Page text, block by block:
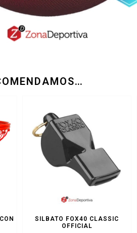
SILBATO FOX40 CLASSIC
OFFICIAL